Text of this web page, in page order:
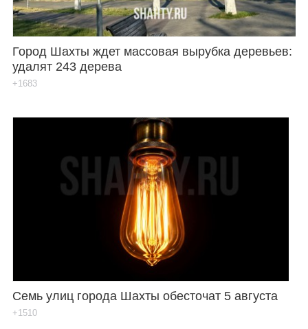
Город Шахты ждет массовая вырубка деревьев:
удалят 243 дерева
+1683
Семь улиц города Шахты обесточат 5 августа
+1510